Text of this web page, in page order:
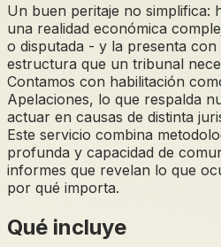
Un buen peritaje no simplifica:
una realidad económica
o disputada - y la presenta
estructura que un tribunal
Contamos con habilitación
Apelaciones, lo que respalda
actuar en causas de distinta
Este servicio combina
profunda y capacidad de
informes que revelan lo que
por qué importa.
Qué incluye